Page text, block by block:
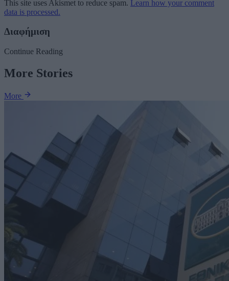
This site uses Akismet to reduce spam. Learn how your comment
data is processed.
Διαφήμιση
Continue Reading
More Stories
More